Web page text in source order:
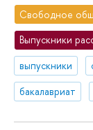
Свободное
Выпускники
выпускники
бакалавриат